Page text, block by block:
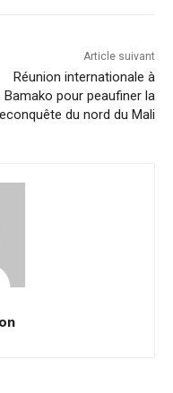
Article suivant
Réunion internationale à
Bamako pour peaufiner la
du nord du Mali